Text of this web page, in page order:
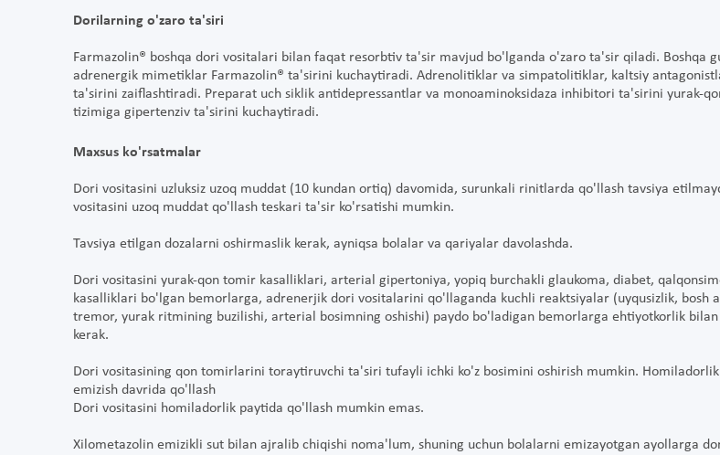
Dorilarning o'zaro ta'siri
Farmazolin® boshqa dori vositalari bilan faqat resorbtiv ta'sir mavjud bo'lganda o'zaro ta'sir qiladi. Boshqa
adrenergik mimetiklar Farmazolin® ta'sirini kuchaytiradi. Adrenolitiklar va simpatolitiklar, kaltsiy
ta'sirini zaiflashtiradi. Preparat uch siklik antidepressantlar va monoaminoksidaza inhibitori ta'sirini yurak-
tizimiga gipertenziv ta'sirini kuchaytiradi.
Maxsus ko'rsatmalar
Dori vositasini uzluksiz uzoq muddat (10 kundan ortiq) davomida, surunkali rinitlarda qo'llash tavsiya
vositasini uzoq muddat qo'llash teskari ta'sir ko'rsatishi mumkin.
Tavsiya etilgan dozalarni oshirmaslik kerak, ayniqsa bolalar va qariyalar davolashda.
Dori vositasini yurak-qon tomir kasalliklari, arterial gipertoniya, yopiq burchakli glaukoma, diabet,
kasalliklari bo'lgan bemorlarga, adrenerjik dori vositalarini qo'llaganda kuchli reaktsiyalar (uyqusizlik, bosh
tremor, yurak ritmining buzilishi, arterial bosimning oshishi) paydo bo'ladigan bemorlarga ehtiyotkorlik bilan
kerak.
Dori vositasining qon tomirlarini toraytiruvchi ta'siri tufayli ichki ko'z bosimini oshirish mumkin. Homiladorlik
emizish davrida qo'llash
Dori vositasini homiladorlik paytida qo'llash mumkin emas.
Xilometazolin emizikli sut bilan ajralib chiqishi noma'lum, shuning uchun bolalarni emizayotgan ayollarga